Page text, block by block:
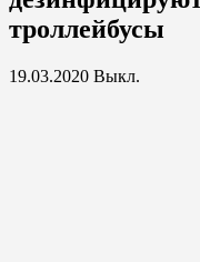
троллейбусы
19.03.2020 Выкл.